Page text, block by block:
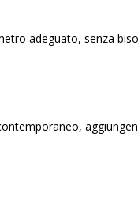
adeguato, senza